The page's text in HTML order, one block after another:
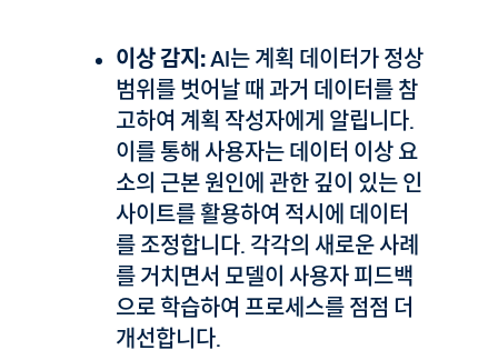
이상 감지:AI는 계획 데이터가 정상
범위를 벗어날 때 과거 데이터를 참
고하여 계획 작성자에게 알립니다.
이를 통해 사용자는 데이터 이상 요
소의 근본 원인에 관한 깊이 있는 인
사이트를 활용하여 적시에 데이터
를 조정합니다. 각각의 새로운 사례
를 거치면서 모델이 사용자 피드백
으로 학습하여 프로세스를 점점 더
개선합니다.